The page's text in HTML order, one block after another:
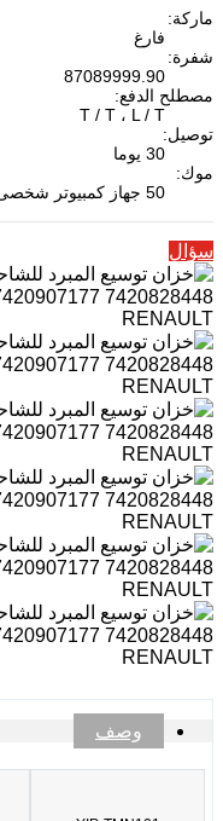
ماركة:
فارغ
شفرة:
87089999.90
مصطلح الدفع:
T / T ، L / T
توصيل:
30 يوما
موك:
50 جهاز كمبيوتر شخصى
سؤال
وصف